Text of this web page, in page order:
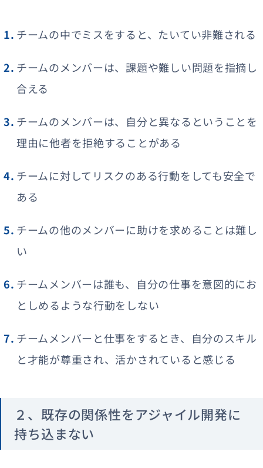
チームの中でミスをすると、たいてい非難される
チームのメンバーは、課題や難しい問題を指摘し
合える
チームのメンバーは、自分と異なるということを
理由に他者を拒絶することがある
チームに対してリスクのある行動をしても安全で
ある
チームの他のメンバーに助けを求めることは難し
い
チームメンバーは誰も、自分の仕事を意図的にお
としめるような行動をしない
チームメンバーと仕事をするとき、自分のスキル
と才能が尊重され、活かされていると感じる
２、既存の関係性をアジャイル開発に
持ち込まない